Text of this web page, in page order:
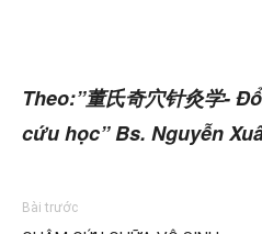
Theo:”董氏奇穴针灸学-
cứu học” Bs. Nguyễn
Bài trước